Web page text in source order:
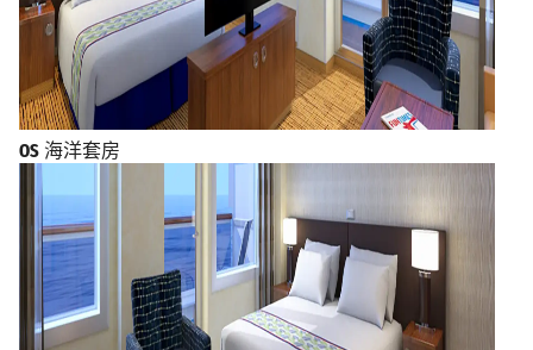
OS 海洋套房